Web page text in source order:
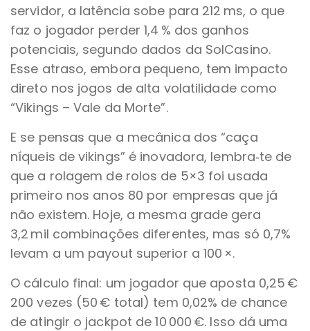
servidor, a latência sobe para 212 ms, o que
faz o jogador perder 1,4 % dos ganhos
potenciais, segundo dados da SolCasino.
Esse atraso, embora pequeno, tem impacto
direto nos jogos de alta volatilidade como
“Vikings – Vale da Morte”.
E se pensas que a mecânica dos “caça
níqueis de vikings” é inovadora, lembra‑te de
que a rolagem de rolos de 5×3 foi usada
primeiro nos anos 80 por empresas que já
não existem. Hoje, a mesma grade gera
3,2 mil combinações diferentes, mas só 0,7%
levam a um payout superior a 100 ×.
O cálculo final: um jogador que aposta 0,25 €
200 vezes (50 € total) tem 0,02% de chance
de atingir o jackpot de 10 000 €. Isso dá uma